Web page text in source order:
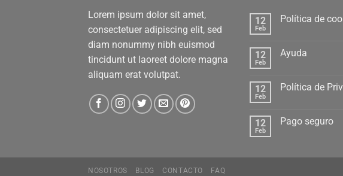
Lorem ipsum dolor sit amet,
consectetuer adipiscing elit, sed
diam nonummy nibh euismod
tincidunt ut laoreet dolore magna
aliquam erat volutpat.
12
Feb
Política de
12
Feb
Ayuda
12
Feb
Política de
12
Feb
Pago seguro
NOSOTROS BLOG CONTACTO FAQ